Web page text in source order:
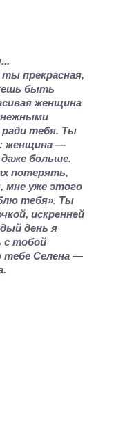
прекрасная,
быть
женщина
нежными
ради тебя. Ты
женщина —
больше.
потерять,
мне уже этого
тебя». Ты
искренней
день я
с тобой
тебе Селена —